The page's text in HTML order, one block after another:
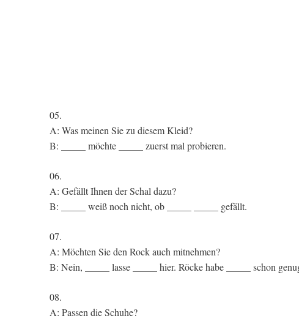
05.
A: Was meinen Sie zu diesem Kleid?
B: _____ möchte _____ zuerst mal probieren.
06.
A: Gefällt Ihnen der Schal dazu?
B: _____ weiß noch nicht, ob _____ _____ gefällt.
07.
A: Möchten Sie den Rock auch mitnehmen?
B: Nein, _____ lasse _____ hier. Röcke habe _____ schon
08.
A: Passen die Schuhe?